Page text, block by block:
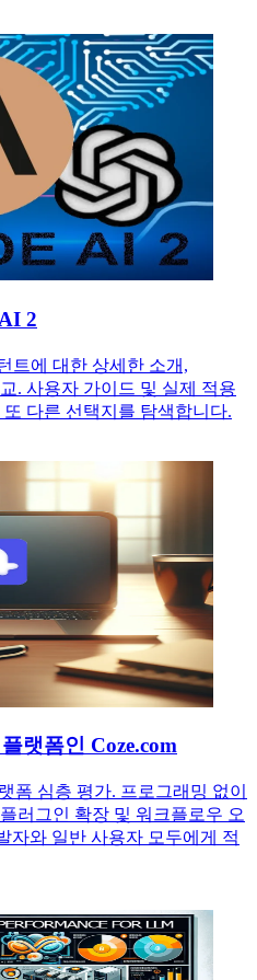
2
트에 대한 상세한 소개,
. 사용자 가이드 및 실제 적용
다른 선택지를 탐색합니다.
랫폼인 Coze.com
폼 심층 평가. 프로그래밍 없이
러그인 확장 및 워크플로우 오
자와 일반 사용자 모두에게 적